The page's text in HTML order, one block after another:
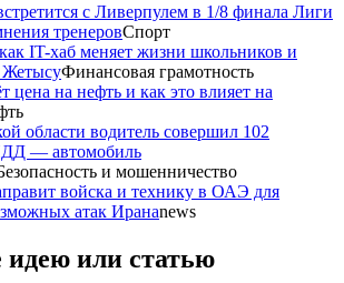
с Ливерпулем в 1/8 финала Лиги
тренеровСпорт
IT-хаб меняет жизни школьников и
ЖетысуФинансовая грамотность
цена на нефть и как это влияет на
области водитель совершил 102
— автомобиль
и мошенничество
войска и технику в ОАЭ для
атак Иранаnews
идею или статью